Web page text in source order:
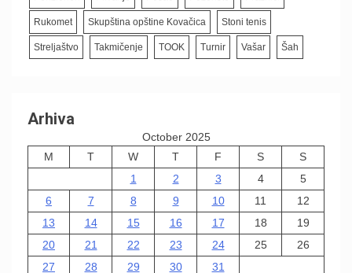
Rukomet Skupština opštine Kovačica Stoni tenis
Streljaštvo Takmičenje TOOK Turnir Vašar Šah
Arhiva
October 2025
M
T W T F S
S
1
2 3 4
5
6
7 8 9 10 11
12
13
14 15 16 17 18
19
20
21 22 23 24 25
26
27
28 29 30 31